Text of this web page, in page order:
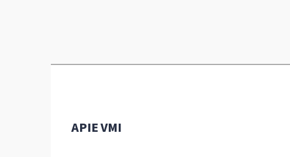
APIE VMI